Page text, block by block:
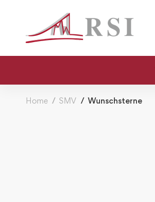
Home SMV Wunschsterne